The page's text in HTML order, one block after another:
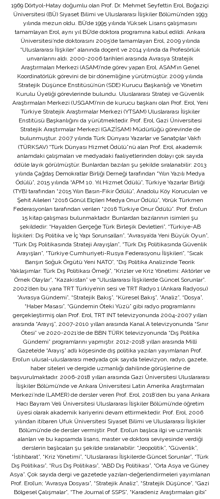
1969 Dörtyol-Hatay doğumlu olan Prof. Dr. Mehmet Seyfettin Erol, Boğaziçi
Üniversitesi (BÜ) Siyaset Bilimi ve Uluslararası İlişkiler Bölümü’nden 1993
yılında mezun oldu. BÜ’de 1995 yılında Yüksek Lisans çalışmasını
tamamlayan Erol, aynı yıl BÜ’de doktora programına kabul edildi. Ankara
Üniversitesi’nde doktorasını 2005’de tamamlayan Erol, 2009 yılında
“Uluslararası İlişkiler” alanında doçent ve 2014 yılında da Profesörlük
unvanlarını aldı. 2000-2006 tarihleri arasında Avrasya Stratejik
Araştırmaları Merkezi (ASAM)’nde görev yapan Erol, ASAM’ın Genel
Koordinatörlük görevini de bir dönemliğine yürütmüştür. 2009 yılında
Stratejik Düşünce Enstitüsü’nün (SDE) Kurucu Başkanlığı ve Yönetim
Kurulu Üyeliği görevlerinde bulundu. Uluslararası Strateji ve Güvenlik
Araştırmaları Merkezi (USGAM)’nin de kurucu başkanı olan Prof. Erol, Yeni
Türkiye Stratejik Araştırmalar Merkezi (YTSAM) Uluslararası İlişkiler
Enstitüsü Başkanlığını da yürütmektedir. Prof. Erol, Gazi Üniversitesi
Stratejik Araştırmalar Merkezi (GAZİSAM) Müdürlüğü görevinde de
bulunmuştur. 2007 yılında Türk Dünyası Yazarlar ve Sanatçılar Vakfı
(TÜRKSAV) “Türk Dünyası Hizmet Ödülü”nü alan Prof. Erol, akademik
anlamdaki çalışmaları ve medyadaki faaliyetlerinden dolayı çok sayıda
ödüle layık görülmüştür. Bunlardan bazıları şu şekilde sıralanabilir: 2013
yılında Çağdaş Demokratlar Birliği Derneği tarafından “Yılın Yazılı Medya
Ödülü”, 2015 yılında “APM 10. Yıl Hizmet Ödülü”, Türkiye Yazarlar Birliği
(TYB) tarafından “2015 Yılın Basın-Fikir Ödülü”, Anadolu Köy Korucuları ve
Şehit Aileleri “2016 Gönül Elçileri Medya Onur Ödülü”, Yörük Türkmen
Federasyonları tarafından verilen “2016 Türkiye Onur Ödülü”. Prof. Erol’un
15 kitap çalışması bulunmaktadır. Bunlardan bazılarının isimleri şu
şekildedir: “Hayalden Gerçeğe Türk Birleşik Devletleri”, “Türkiye-AB
İlişkileri: Dış Politika ve İç Yapı Sorunsalları”, “Avrasya’da Yeni Büyük Oyun”,
“Türk Dış Politikasında Strateji Arayışları”, “Türk Dış Politikasında Güvenlik
Arayışları”, “Türkiye Cumhuriyeti-Rusya Federasyonu İlişkileri”, “Sıcak
Barışın Soğuk Örgütü Yeni NATO”, “Dış Politika Analizinde Teorik
Yaklaşımlar: Türk Dış Politikası Örneği”, “Krizler ve Kriz Yönetimi: Aktörler ve
Örnek Olaylar”, “Kazakistan” ve “Uluslararası İlişkilerde Güncel Sorunlar”.
2002’den bu yana TRT Türkiye’nin sesi ve TRT Radyo 1 (Ankara Radyosu)
“Avrasya Gündemi”, “Stratejik Bakış”, “Küresel Bakış”, “Analiz”, “Dosya”,
“Haber Masası”, “Gündemin Öteki Yüzü” gibi radyo programlarını
gerçekleştirmiş olan Prof. Erol, TRT INT televizyonunda 2004-2007 yılları
arasında “Arayış”, 2007-2010 yılları arasında Kanal A televizyonunda “Sınır
Ötesi” ve 2020-2021’de de BBN TÜRK televizyonunda “Dış Politika
Gündemi” programlarını yapmıştır. 2012-2018 yılları arasında Millî
Gazete’de “Arayış” adlı köşesinde dış politika yazıları yayımlanan Prof.
Erol’un ulusal-uluslararası medyada çok sayıda televizyon, radyo, gazete,
haber siteleri ve dergide uzmanlığı dahilinde görüşlerine de
başvurulmaktadır. 2006-2018 yılları arasında Gazi Üniversitesi Uluslararası
İlişkiler Bölümü’nde ve Ankara Üniversitesi Latin Amerika Araştırmaları
Merkezi’nde (LAMER) de dersler veren Prof. Erol, 2018’den bu yana Ankara
Hacı Bayram Veli Üniversitesi Uluslararası İlişkiler Bölümü’nde öğretim
üyesi olarak akademik kariyerini devam ettirmektedir. Prof. Erol, 2006
yılından itibaren Ufuk Üniversitesi Siyaset Bilimi ve Uluslararası İlişkiler
Bölümü’nde de dersler vermiştir. Prof. Erol’un başlıca ilgi ve uzmanlık
alanları ve bu kapsamda lisans, master ve doktora seviyesinde verdiği
derslerin başlıcaları şu şekilde sıralanabilir: “Jeopolitik”, “Güvenlik”,
“İstihbarat”, “Kriz Yönetimi”, “Uluslararası İlişkilerde Güncel Sorunlar”, “Türk
Dış Politikası”, “Rus Dış Politikası”, “ABD Dış Politikası”, “Orta Asya ve Güney
Asya”. Çok sayıda dergi ve gazetede yazıları-değerlendirmeleri yayımlanan
Prof. Erol’un; “Avrasya Dosyası”, “Stratejik Analiz”, “Stratejik Düşünce”, “Gazi
Bölgesel Çalışmalar”, “The Journal of SSPS”, “Karadeniz Araştırmaları gibi”